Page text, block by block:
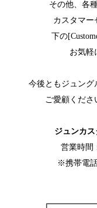
その他、各
カスタマー
下の
お気軽
今後ともジュング
ご愛顧くださ
ジュンカ
営業時間
※携帯電